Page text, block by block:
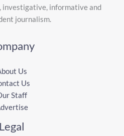
investigative, informative and
journalism.
Us
Us
Staff
Legal